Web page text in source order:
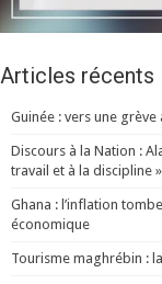
Articles récents
Guinée : vers une grève
Discours à la Nation :
travail et à la discipline »
Ghana : l’inflation
économique
Tourisme maghrébin :